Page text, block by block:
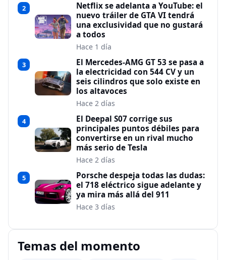
2
Netflix se adelanta a YouTube: el
nuevo tráiler de GTA VI tendrá
una exclusividad que no gustará
a todos
Hace 1 día
3
El Mercedes-AMG GT 53 se pasa a
la electricidad con 544 CV y un
seis cilindros que solo existe en
los altavoces
Hace 2 días
4
El Deepal S07 corrige sus
principales puntos débiles para
convertirse en un rival mucho
más serio de Tesla
Hace 2 días
5
Porsche despeja todas las dudas:
el 718 eléctrico sigue adelante y
ya mira más allá del 911
Hace 3 días
Temas del momento